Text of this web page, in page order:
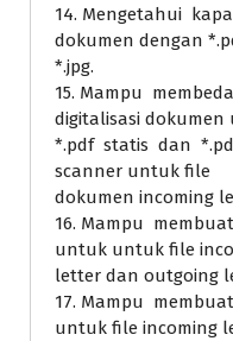
14. Mengetahui
dokumen dengan
*.jpg.
15. Mampu
digitalisasi
*.pdf statis dan
scanner untuk file
dokumen incoming
16. Mampu
untuk untuk file
letter dan outgoing
17. Mampu
untuk file incoming